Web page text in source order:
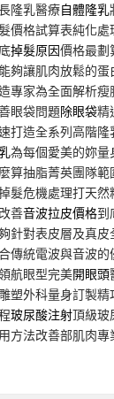
隆乳醫療自體隆乳
價格試算表純化
掉髮原因價格最劃
夠讓肌肉放鬆的蛋
專家為全面解析
眼袋問題除眼袋精
打造全系列高階隆
為每個愛美的妳
算抽脂菁英團隊範
髮危機處理打天
善音波拉皮價格到
針對表皮層及真皮
傳統電波與音波
航眼型完美開眼頭
塑外科量身訂製
玻尿酸注射頂級玻
方法改善部肌肉專